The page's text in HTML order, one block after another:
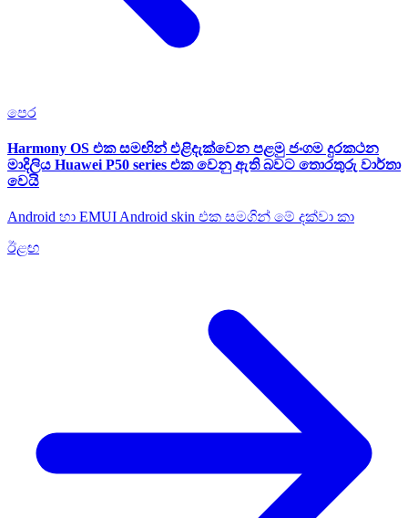
පෙර
Harmony OS එක සමඟින් එළිදැක්වෙන පළමු ජංගම දුරකථන
මාදිලිය Huawei P50 series එක වෙනු ඇති බවට තොරතුරු වාර්තා
වෙයි
Android හා EMUI Android skin එක සමගින් මේ දක්වා කා
ඊළඟ